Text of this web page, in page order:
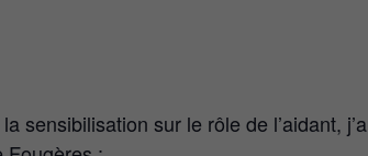
sensibilisation sur le rôle de l’aidant,